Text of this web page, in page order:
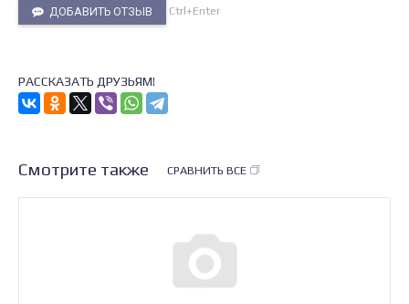
ДОБАВИТЬ ОТЗЫВ Ctrl+Enter
РАССКАЗАТЬ ДРУЗЬЯМ!
Смотрите также СРАВНИТЬ ВСЕ